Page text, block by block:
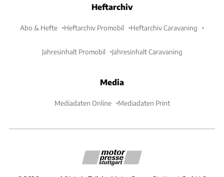
Heftarchiv
Abo & Hefte Heftarchiv Promobil Heftarchiv Caravaning
Jahresinhalt Promobil Jahresinhalt Caravaning
Media
Mediadaten Online Mediadaten Print